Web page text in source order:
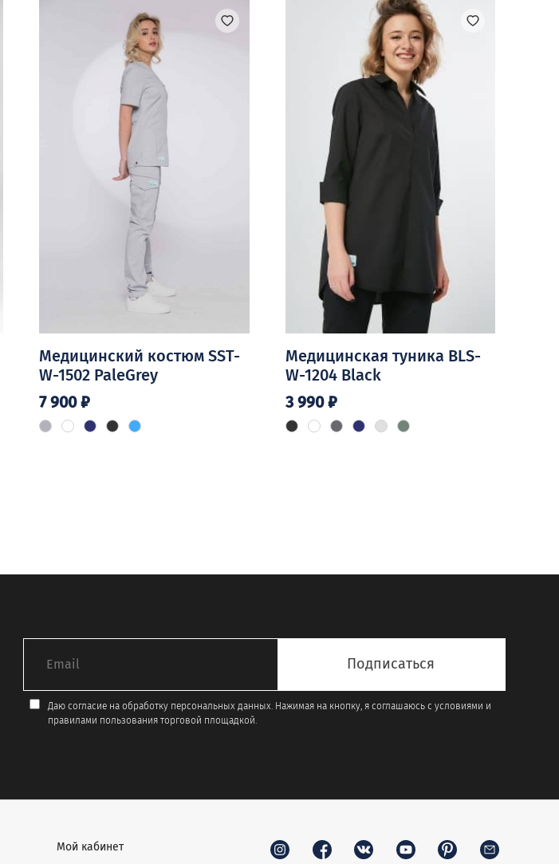
Медицинский костюм SST-
W-1502 PaleGrey
7 900₽
Этот
Медицинская туника BLS-
W-1204 Black
3 990₽
Этот
Даю согласие на обработку персональных данных. Нажимая на кнопку, я соглашаюсь с условиями и
правилами пользования торговой площадкой.
Мой кабинет